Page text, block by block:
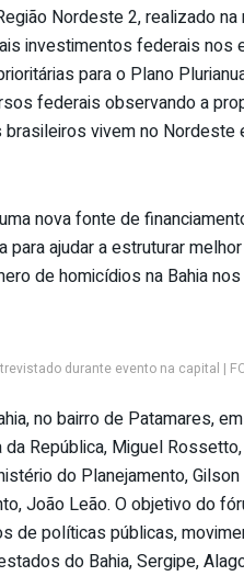
Nordeste 2, realizado
investimentos federais
para o Plano
federais observando a
vivem no Nordeste
nova fonte de
para ajudar a estruturar
de homicídios na Bahia
durante evento na capital |
no bairro de Patamares,
República, Miguel
do Planejamento,
João Leão. O objetivo do
de políticas públicas,
do Bahia, Sergipe,